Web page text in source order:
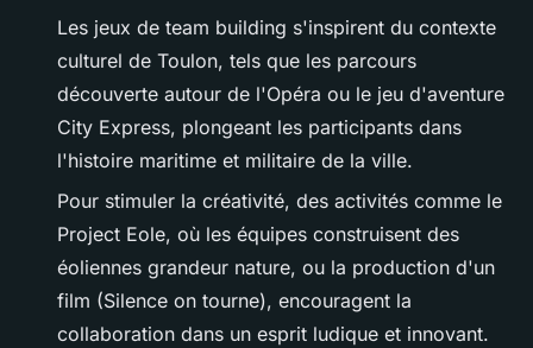
Les jeux de team building s'inspirent du contexte
culturel de Toulon, tels que les parcours
découverte autour de l'Opéra ou le jeu d'aventure
City Express, plongeant les participants dans
l'histoire maritime et militaire de la ville.
Pour stimuler la créativité, des activités comme le
Project Eole, où les équipes construisent des
éoliennes grandeur nature, ou la production d'un
film (Silence on tourne), encouragent la
collaboration dans un esprit ludique et innovant.